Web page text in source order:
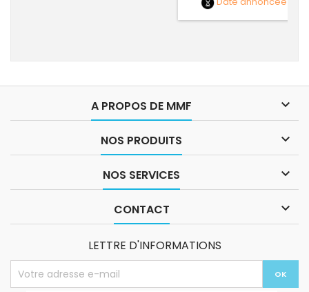
A PROPOS DE MMF 
NOS PRODUITS 
NOS SERVICES 
CONTACT 
LETTRE D'INFORMATIONS